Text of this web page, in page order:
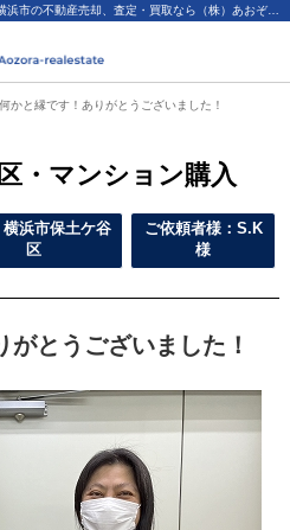
何かと縁です！ありがとうございました！
・マンション購入
横浜市保土ケ谷
区
ご依頼者様：S.K
様
とうございました！